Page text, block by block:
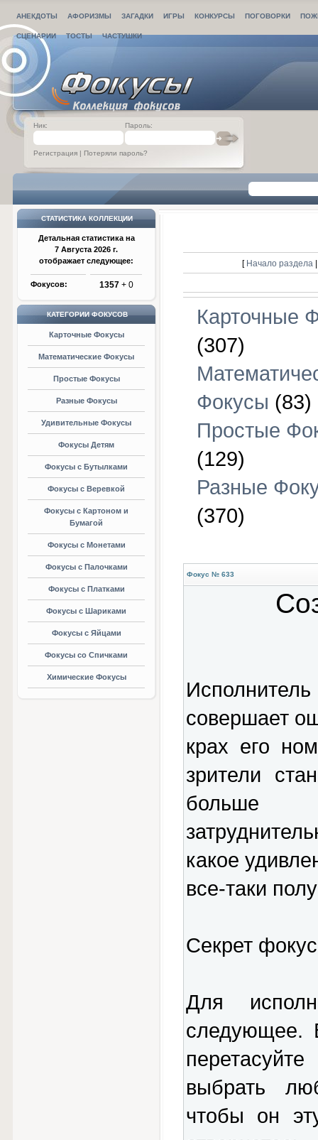
АНЕКДОТЫ АФОРИЗМЫ ЗАГАДКИ ИГРЫ КОНКУРСЫ ПОГОВОРКИ
СЦЕНАРИИ ТОСТЫ ЧАСТУШКИ
Ник: Пароль:
Регистрация | Потеряли пароль?
СТАТИСТИКА КОЛЛЕКЦИИ
Детальная статистика на
7 Августа 2026 г.
отображает следующее:
Фокусов: 1357 + 0
КАТЕГОРИИ ФОКУСОВ
Карточные Фокусы
Математические Фокусы
Простые Фокусы
Разные Фокусы
Удивительные Фокусы
Фокусы Детям
Фокусы с Бутылками
Фокусы с Веревкой
Фокусы с Картоном и
Бумагой
Фокусы с Монетами
Фокусы с Палочками
Фокусы с Платками
Фокусы с Шариками
Фокусы с Яйцами
Фокусы со Спичками
Химические Фокусы
[ Начало раздела
Карточные
(307)
Фокусы (83)
Простые
(129)
Разные
(370)
Фокус № 633
совершает
крах его
зрители
больше
какое
все-таки
Секрет
Для
следующее.
выбрать
чтобы он